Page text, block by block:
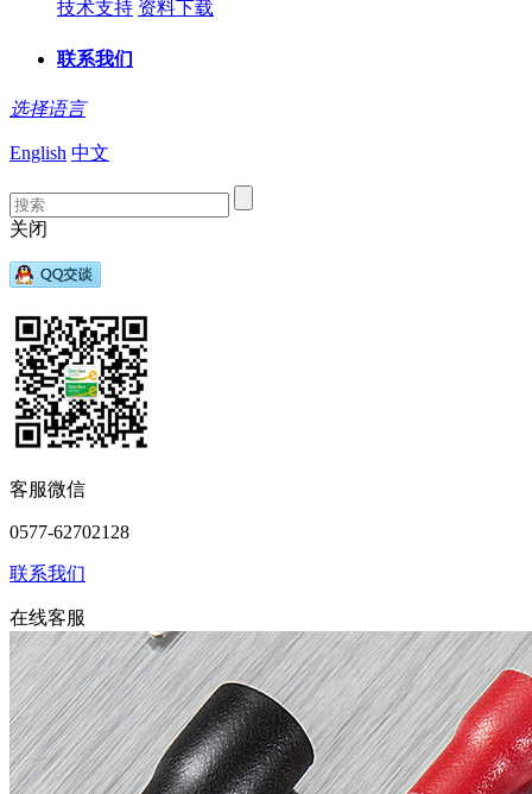
技术支持 资料下载
联系我们
选择语言
English 中文
关闭
客服微信
0577-62702128
联系我们
在线客服